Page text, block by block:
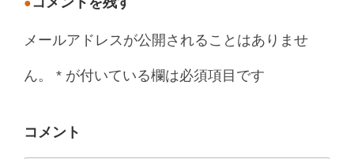
メールアドレスが公開されることはありませ
ん。 * が付いている欄は必須項目です
コメント